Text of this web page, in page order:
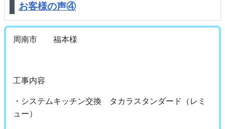
お客様の声④
周南市 福本様
工事内容
・システムキッチン交換 タカラスタンダード（レミ
ュー）